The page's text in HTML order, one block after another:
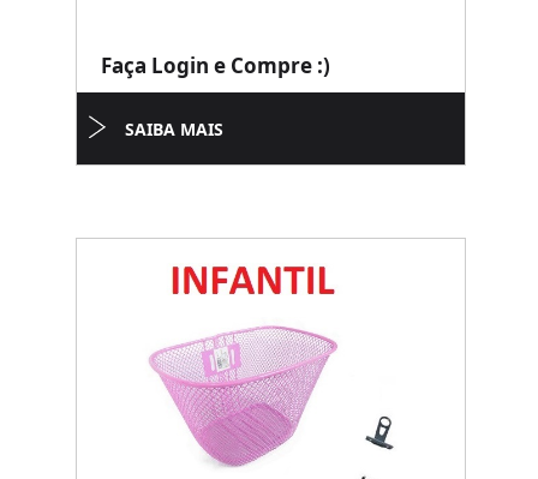
Faça Login e Compre :)
SAIBA MAIS